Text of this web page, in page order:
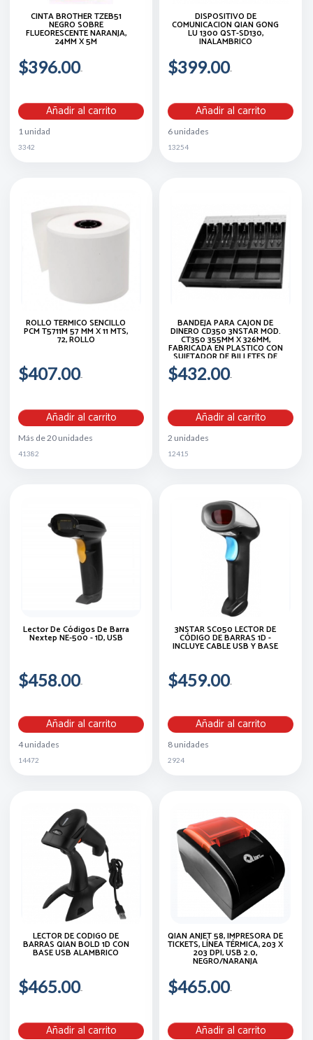
CINTA BROTHER TZEB51
NEGRO SOBRE
FLUEORESCENTE NARANJA,
24MM X 5M
$396.00
Añadir al carrito
1 unidad
3342
DISPOSITIVO DE
COMUNICACION QIAN GONG
LU 1300 QST-SD130,
INALAMBRICO
$399.00
Añadir al carrito
6 unidades
13254
ROLLO TÉRMICO SENCILLO
PCM T5711M 57 MM X 11 MTS,
72, ROLLO
$407.00
Añadir al carrito
Más de 20 unidades
41382
BANDEJA PARA CAJON DE
DINERO CD350 3NSTAR MOD.
CT350 355MM X 326MM,
FABRICADA EN PLASTICO CON
SUJETADOR DE BILLETES DE
METAL 8 ESPACIOS PARA
MONEDAS 5 ESPACIOS PARA
BILLETES.
$432.00
Añadir al carrito
2 unidades
12415
Lector De Códigos De Barra
Nextep NE-500 - 1D, USB
$458.00
Añadir al carrito
4 unidades
14472
3NSTAR SC050 LECTOR DE
CÓDIGO DE BARRAS 1D -
INCLUYE CABLE USB Y BASE
$459.00
Añadir al carrito
8 unidades
2924
LECTOR DE CÓDIGO DE
BARRAS QIAN BOLD 1D CON
BASE USB ALAMBRICO
$465.00
Añadir al carrito
QIAN ANJET 58, IMPRESORA DE
TICKETS, LÍNEA TÉRMICA, 203 X
203 DPI, USB 2.0,
NEGRO/NARANJA
$465.00
Añadir al carrito